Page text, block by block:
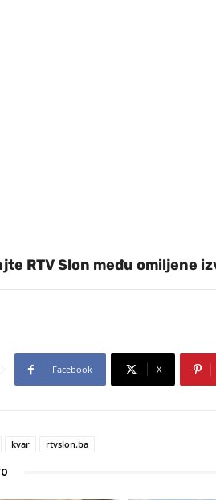
RTV Slon među omiljene
Facebook X
kvar rtvslon.ba